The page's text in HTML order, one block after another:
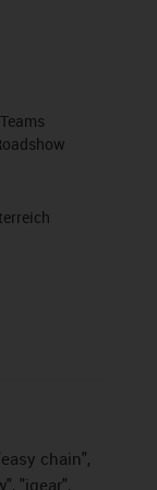
chain",
"igear",